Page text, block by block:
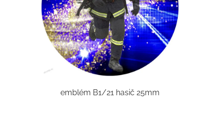
emblém B1/21 hasič 25mm